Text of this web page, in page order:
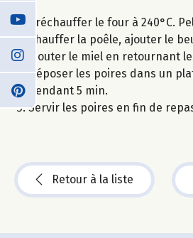
Préchauffer le four à 240°C.
Chauffer la poêle, ajouter le
Ajouter le miel en retournant
Déposer les poires dans un
pendant 5 min.
Servir les poires en fin de
Retour à la liste